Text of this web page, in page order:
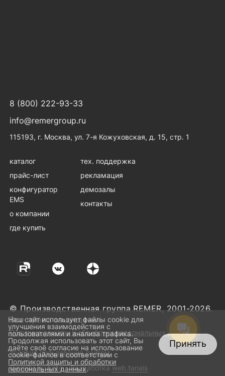
8 (800) 222-93-33
info@remergroup.ru
115193, г. Москва, ул. 7-я Кожуховская, д. 15, стр. 1
каталог
прайс-лист
конфигуратор
EMS
о компании
где купить
тех. поддержка
рекламация
демозалы
контакты
© Производственная группа REMER, 2001-2026.
Все права защищены.
Политика защиты и обработки персональных данных
Условия пользования сайтом
Дизайнby betaРазработкаweb.tanais
Наш сайт использует файлы cookie для
улучшения взаимодействия с
пользователями и анализа трафика.
Продолжая использовать этот сайт, Вы
даёте своё согласие на использование
cookie-файлов в соответствии с
Политикой защиты и обработки
персональных данных.
Принять